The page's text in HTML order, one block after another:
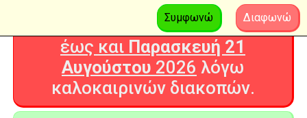
Αυγούστου2026
έως και Παρασκευή 21
Αυγούστου 2026 λόγω
καλοκαιρινών διακοπών.
Διαφωνώ
Συμφωνώ